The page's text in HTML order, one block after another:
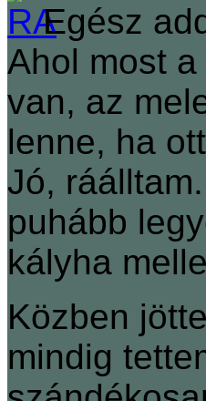
Egész
Ahol most
van, az
lenne, ha
Jó,
puhább
kályha
Közben
mindig